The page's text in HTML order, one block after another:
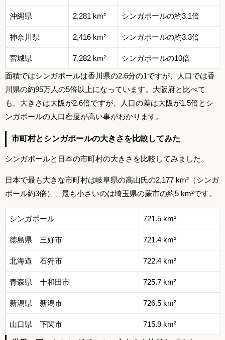
沖縄県 2,281 km² シンガポールの約3.1倍
神奈川県 2,416 km² シンガポールの約3.3倍
宮城県 7,282 km² シンガポールの10倍
面積ではシンガポールは香川県の2.6分の1ですが、人口では香
川県の約95万人の5倍以上になっています。大阪府と比べて
も、大きさは大阪が2.6倍ですが、人口の差は大阪が1.5倍とシ
ンガポールの人口密度が高い事がわかります。
市町村とシンガポールの大きさを比較してみた
シンガポールと日本の市町村の大きさを比較してみました。
日本で最も大きな市町村は岐阜県の高山氏の2,177 km²（シンガ
ポール約3倍）、最も小さいのは埼玉県の蕨市の約5 km²です。
シンガポール 721.5 km²
徳島県 三好市 721.4 km²
北海道 石狩市 722.4 km²
青森県 十和田市 725.7 km²
新潟県 新潟市 726.5 km²
山口県 下関市 715.9 km²